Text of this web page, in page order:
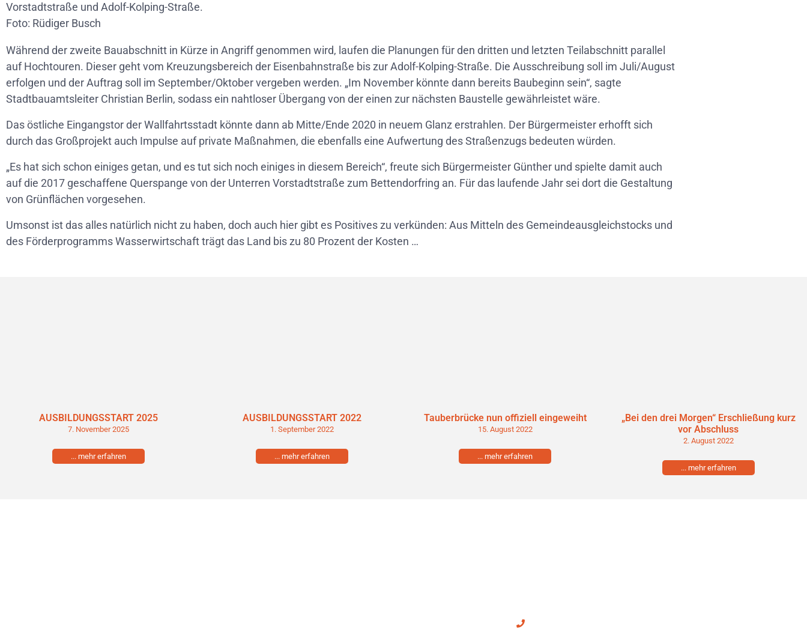
Vorstadtstraße und Adolf-Kolping-Straße.
Foto: Rüdiger Busch
Während der zweite Bauabschnitt in Kürze in Angriff genommen wird, laufen die Planungen für den dritten und letzten Teilabschnitt parallel
auf Hochtouren. Dieser geht vom Kreuzungsbereich der Eisenbahnstraße bis zur Adolf-Kolping-Straße. Die Ausschreibung soll im Juli/August
erfolgen und der Auftrag soll im September/Oktober vergeben werden. „Im November könnte dann bereits Baubeginn sein“, sagte
Stadtbauamtsleiter Christian Berlin, sodass ein nahtloser Übergang von der einen zur nächsten Baustelle gewährleistet wäre.
Das östliche Eingangstor der Wallfahrtsstadt könnte dann ab Mitte/Ende 2020 in neuem Glanz erstrahlen. Der Bürgermeister erhofft sich
durch das Großprojekt auch Impulse auf private Maßnahmen, die ebenfalls eine Aufwertung des Straßenzugs bedeuten würden.
„Es hat sich schon einiges getan, und es tut sich noch einiges in diesem Bereich“, freute sich Bürgermeister Günther und spielte damit auch
auf die 2017 geschaffene Querspange von der Unterren Vorstadtstraße zum Bettendorfring an. Für das laufende Jahr sei dort die Gestaltung
von Grünflächen vorgesehen.
Umsonst ist das alles natürlich nicht zu haben, doch auch hier gibt es Positives zu verkünden: Aus Mitteln des Gemeindeausgleichstocks und
des Förderprogramms Wasserwirtschaft trägt das Land bis zu 80 Prozent der Kosten …
AUSBILDUNGSSTART 2025
7. November 2025
... mehr erfahren
AUSBILDUNGSSTART 2022
1. September 2022
... mehr erfahren
Tauberbrücke nun offiziell eingeweiht
15. August 2022
... mehr erfahren
„Bei den drei Morgen“ Erschließung kurz
vor Abschluss
2. August 2022
... mehr erfahren